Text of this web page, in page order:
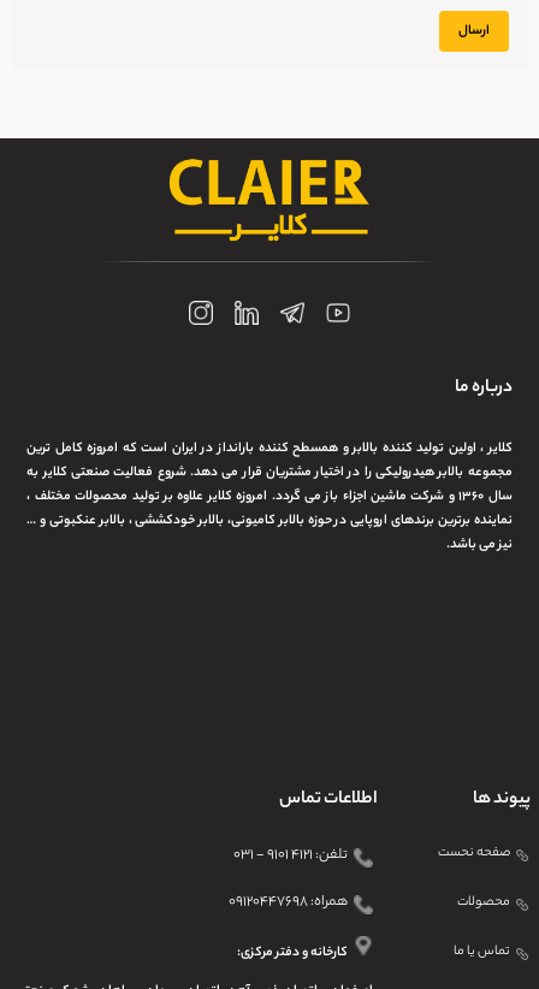
ارسال
درباره ما
کلایر ، اولین تولید کننده بالابر و همسطح کننده بارانداز در ایران است که امروزه کامل ترین
مجموعه بالابر هیدرولیکی را در اختیار مشتریان قرار می دهد. شروع فعالیت صنعتی کلایر به
سال ۱۳۶۰ و شرکت ماشین اجزاء باز می گردد. امروزه کلایر علاوه بر تولید محصولات مختلف ،
نماینده برترین برندهای اروپایی در حوزه بالابر کامیونی، بالابر خودکششی ، بالابر عنکبوتی و …
نیز می باشد.
پیوند ها
صفحه نحست
محصولات
تماس یا ما
اطلاعات تماس
تلفن: ۴۱۲۱ ۹۱۰۱ - ۰۳۱
همراه: ۰۹۱۲۰۴۴۷۶۹۸
کارخانه و دفتر مرکزی: